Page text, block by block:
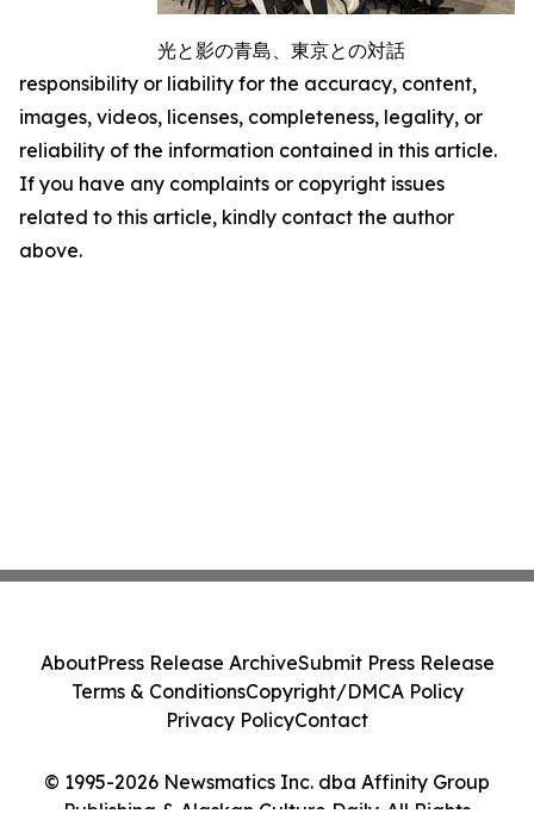
光と影の青島、東京との対話
responsibility or liability for the accuracy, content,
images, videos, licenses, completeness, legality, or
reliability of the information contained in this article.
If you have any complaints or copyright issues
related to this article, kindly contact the author
above.
© 1995-2026 Newsmatics Inc. dba Affinity Group
Publishing & Alaskan Culture Daily. All Rights
AboutPress Release ArchiveSubmit Press Release
Terms & ConditionsCopyright/DMCA Policy
Privacy PolicyContact